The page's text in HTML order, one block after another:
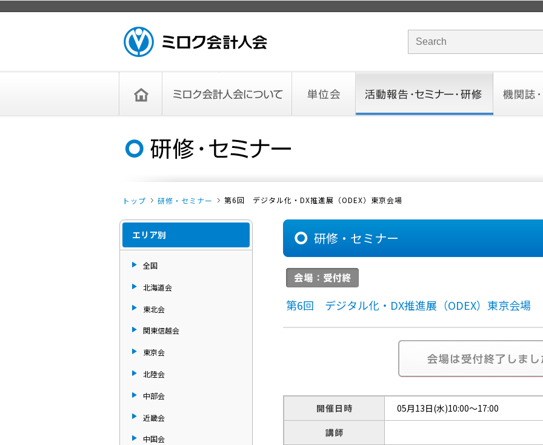
サイト内検索のキーワード
トップ 研修・セミナー 第6回 デジタル化・DX推進展（ODEX）東京会場
エリア別
全国
北海道会
東北会
関東信越会
東京会
北陸会
中部会
近畿会
中国会
研修・セミナー
第6回 デジタル化・DX推進展（ODEX）東京会場
開催日時
05月13日(水)10:00～17:00
講師